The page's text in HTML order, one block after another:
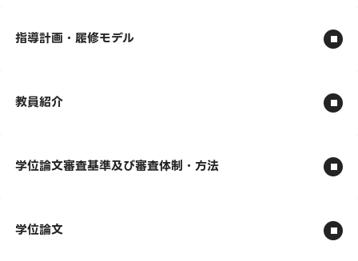
指導計画・履修モデル
教員紹介
学位論文審査基準及び審査体制・方法
学位論文